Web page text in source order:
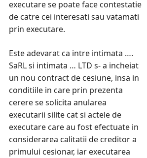
executare se poate face contestatie
de catre cei interesati sau vatamati
prin executare.
Este adevarat ca intre intimata ….
SaRL si intimata … LTD s- a incheiat
un nou contract de cesiune, insa in
conditiile in care prin prezenta
cerere se solicita anularea
executarii silite cat si actele de
executare care au fost efectuate in
considerarea calitatii de creditor a
primului cesionar, iar executarea